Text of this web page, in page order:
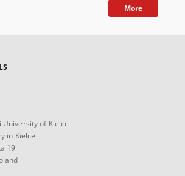
More
University of Kielce
in Kielce
19